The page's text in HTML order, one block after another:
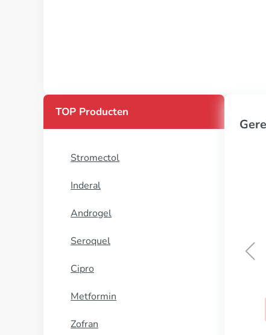
TOP Producten
Stromectol
Inderal
Androgel
Seroquel
Cipro
Metformin
Zofran